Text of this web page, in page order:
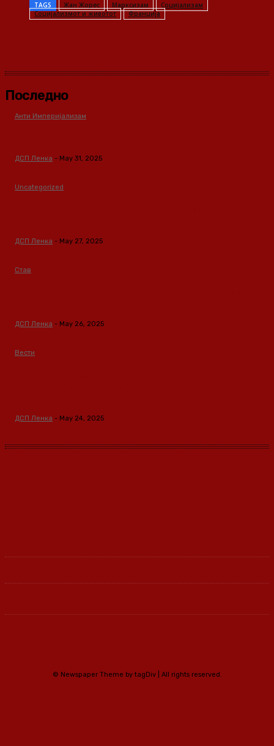
TAGS Жан Жорес Марксизам
Социјализам
Социјализмот и животот
Франција
Последно
Анти Империјализам
ДСП Ленка - May 31, 2025
Uncategorized
ДСП Ленка - May 27, 2025
Став
ДСП Ленка - May 26, 2025
Вести
ДСП Ленка - May 24, 2025
© Newspaper Theme by tagDiv | All rights reserved.